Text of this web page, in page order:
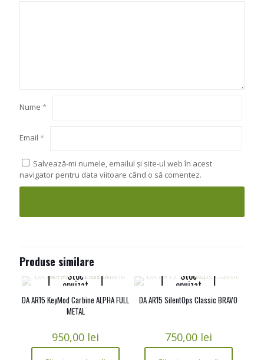
Nume *
Email *
Salvează-mi numele, emailul și site-ul web în acest
navigator pentru data viitoare când o să comentez.
Produse similare
Stoc
epuizat
DA AR15 KeyMod Carbine ALPHA FULL
METAL
950,00 lei
Stoc
epuizat
DA AR15 SilentOps Classic BRAVO
750,00 lei